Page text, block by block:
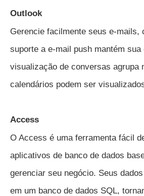
Outlook
Gerencie facilmente seus e-
suporte a e-mail push mantém
visualização de conversas agrupa
calendários podem ser
Access
O Access é uma ferramenta fácil
aplicativos de banco de dados
gerenciar seu negócio. Seus
em um banco de dados SQL,